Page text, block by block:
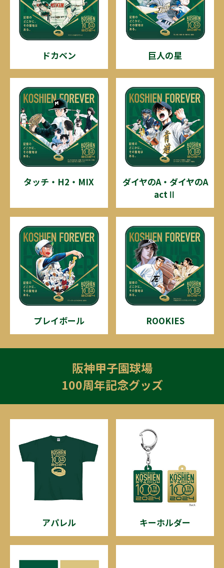
ドカベン 巨人の星
タッチ・H2・MIX
ダイヤのA・ダイヤのA
actⅡ
プレイボール ROOKIES
阪神甲子園球場
100周年記念グッズ
アパレル キーホルダー